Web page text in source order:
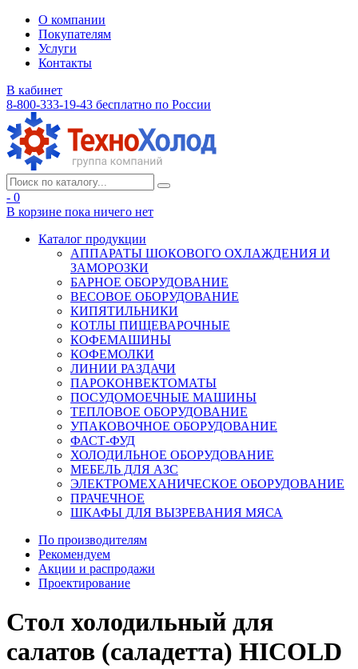
О компании
Покупателям
Услуги
Контакты
В кабинет
8-800-333-19-43 бесплатно по России
- 0
В корзине пока ничего нет
Каталог продукции
АППАРАТЫ ШОКОВОГО ОХЛАЖДЕНИЯ И
ЗАМОРОЗКИ
БАРНОЕ ОБОРУДОВАНИЕ
ВЕСОВОЕ ОБОРУДОВАНИЕ
КИПЯТИЛЬНИКИ
КОТЛЫ ПИЩЕВАРОЧНЫЕ
КОФЕМАШИНЫ
КОФЕМОЛКИ
ЛИНИИ РАЗДАЧИ
ПАРОКОНВЕКТОМАТЫ
ПОСУДОМОЕЧНЫЕ МАШИНЫ
ТЕПЛОВОЕ ОБОРУДОВАНИЕ
УПАКОВОЧНОЕ ОБОРУДОВАНИЕ
ФАСТ-ФУД
ХОЛОДИЛЬНОЕ ОБОРУДОВАНИЕ
МЕБЕЛЬ ДЛЯ АЗС
ЭЛЕКТРОМЕХАНИЧЕСКОЕ ОБОРУДОВАНИЕ
ПРАЧЕЧНОЕ
ШКАФЫ ДЛЯ ВЫЗРЕВАНИЯ МЯСА
По производителям
Рекомендуем
Акции и распродажи
Проектирование
Стол холодильный для
салатов (саладетта) HICOLD